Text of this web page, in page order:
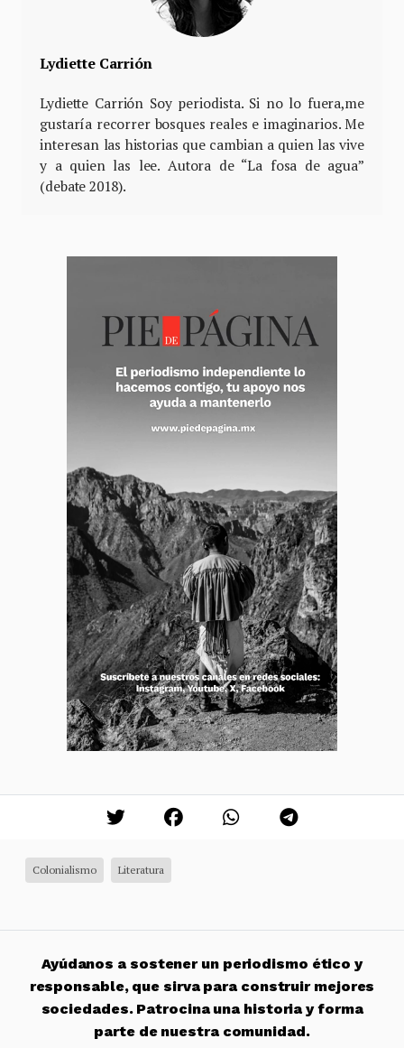
Lydiette Carrión
Lydiette Carrión Soy periodista. Si no lo fuera,me
gustaría recorrer bosques reales e imaginarios. Me
interesan las historias que cambian a quien las vive
y a quien las lee. Autora de “La fosa de agua”
(debate 2018).
Colonialismo Literatura
Ayúdanos a sostener un periodismo ético y
responsable, que sirva para construir mejores
sociedades. Patrocina una historia y forma
parte de nuestra comunidad.